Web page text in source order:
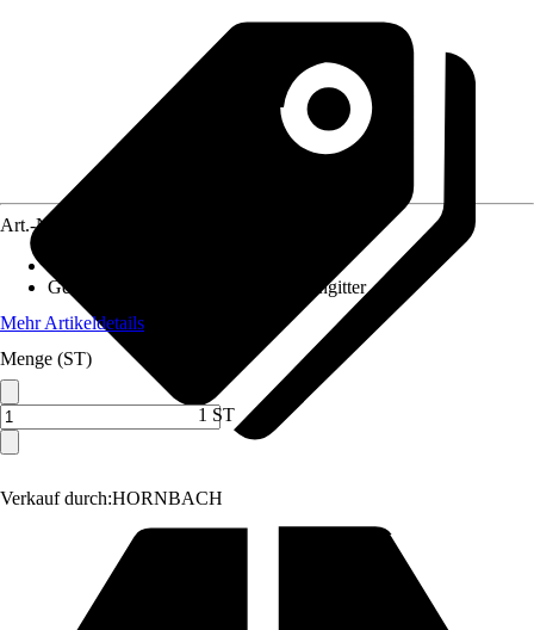
Verkauf durch:HORNBACH
Art.-Nr.
Geeignet für
Insektenschutz, Fliegengitter
Mehr Artikeldetails
Menge (ST)
1 ST